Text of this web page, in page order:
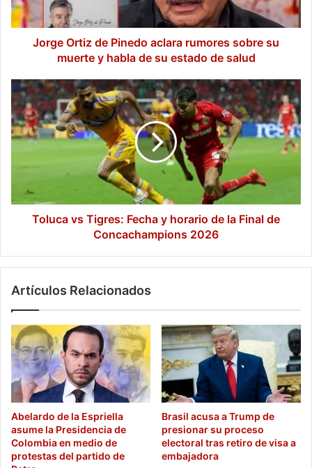
su
muerte
su
estado
de
salud
Jorge Ortiz de Pinedo aclara rumores sobre su
muerte y habla de su estado de salud
Toluca
vs
Tigres:
Fecha
Final
Toluca vs Tigres: Fecha y horario de la Final de
Concachampions 2026
Artículos Relacionados
Abelardo de la Espriella
asume la Presidencia de
Colombia en medio de
protestas del partido de
Brasil acusa a Trump de
presionar su proceso
electoral tras retiro de visa a
embajadora